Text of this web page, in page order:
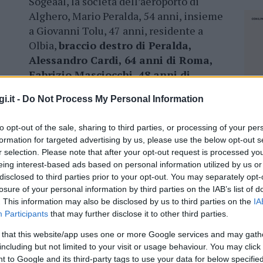
- Do Not Process My Personal Information
opt-out of the sale, sharing to third parties, or processing of your
for targeted advertising by us, please use the below opt-out
selection. Please note that after your opt-out request is processed
interest-based ads based on personal information utilized by us
to third parties prior to your opt-out. You may separately
of your personal information by third parties on the IAB’s list of
This information may also be disclosed by us to third parties on the
Participants that may further disclose it to other third parties.
that this website/app uses one or more Google services and may
but not limited to your visit or usage behaviour. You may
to Google and its third-party tags to use your data for below
Alghero, Mario Peralda, 54 anni, insieme
a Giovanni Tolu, 47 anni, residente a
Olbia,braccio destro di Peralda,
Alessandro Cardi, 64 anni di Roma,
Fabrizio Masciocchi, 48 anni di
in concorso relativamente all’acquisto
da stiva, che sarebbero dovuti essere
pesare sull’accusa, secondo la magistratura,
alcun bando di gara per acquitare i
avrebberro avuto i requisiti necessari. La
per l’acquisto del macchinario sarebbe